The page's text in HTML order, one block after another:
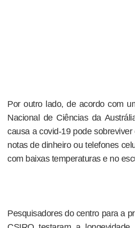
Por outro lado, de acordo com
Nacional de Ciências da
causa a covid-19 pode
notas de dinheiro ou telefones
com baixas temperaturas e no
Pesquisadores do centro para a